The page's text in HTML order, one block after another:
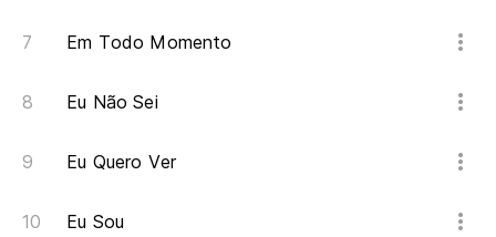
Em Todo Momento
Eu Não Sei
Eu Quero Ver
Eu Sou